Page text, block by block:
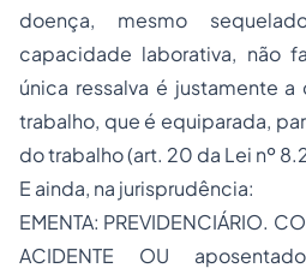
doença, mesmo
capacidade laborativa, não
única ressalva é justamente
trabalho, que é equiparada,
do trabalho (art. 20 da Lei nº
E ainda, na jurisprudência:
EMENTA: PREVIDENCIÁRIO.
ACIDENTE OU